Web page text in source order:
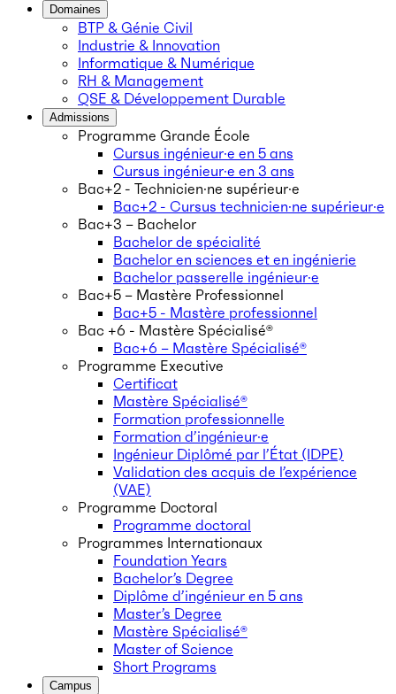
Domaines
BTP & Génie Civil
Industrie & Innovation
Informatique & Numérique
RH & Management
QSE & Développement Durable
Admissions
Programme Grande École
Cursus ingénieur·e en 5 ans
Cursus ingénieur·e en 3 ans
Bac+2 - Technicien·ne supérieur·e
Bac+2 - Cursus technicien·ne supérieur·e
Bac+3 – Bachelor
Bachelor de spécialité
Bachelor en sciences et en ingénierie
Bachelor passerelle ingénieur·e
Bac+5 – Mastère Professionnel
Bac+5 - Mastère professionnel
Bac +6 - Mastère Spécialisé®
Bac+6 – Mastère Spécialisé®
Programme Executive
Certificat
Mastère Spécialisé®
Formation professionnelle
Formation d’ingénieur·e
Ingénieur Diplômé par l’État (IDPE)
Validation des acquis de l’expérience
(VAE)
Programme Doctoral
Programme doctoral
Programmes Internationaux
Foundation Years
Bachelor’s Degree
Diplôme d’ingénieur en 5 ans
Master’s Degree
Mastère Spécialisé®
Master of Science
Short Programs
Campus